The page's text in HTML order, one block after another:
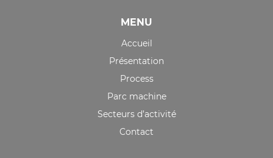
MENU
Accueil
Présentation
Process
Parc machine
Secteurs d’activité
Contact